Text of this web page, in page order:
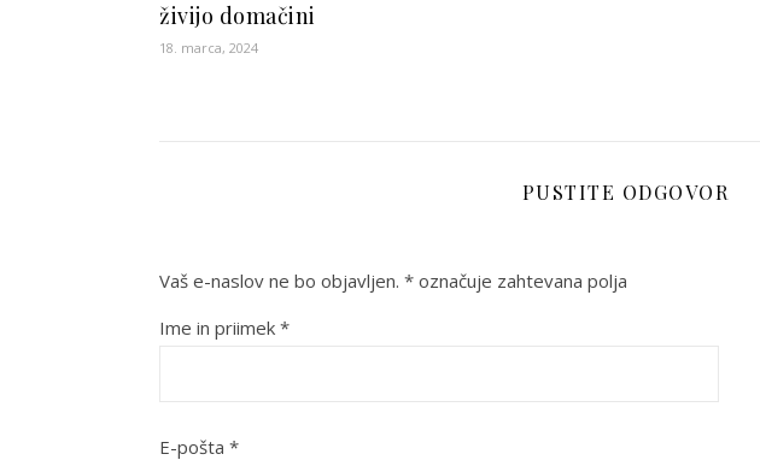
živijo domačini
18. marca, 2024
PUSTITE ODGOVOR
Vaš e-naslov ne bo objavljen. * označuje zahtevana polja
Ime in priimek *
E-pošta *